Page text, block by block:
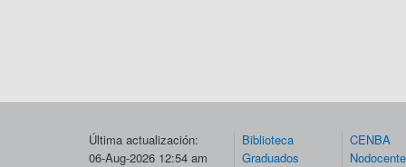
Última actualización:
06-Aug-2026 12:54 am
Biblioteca
Graduados
CENBA